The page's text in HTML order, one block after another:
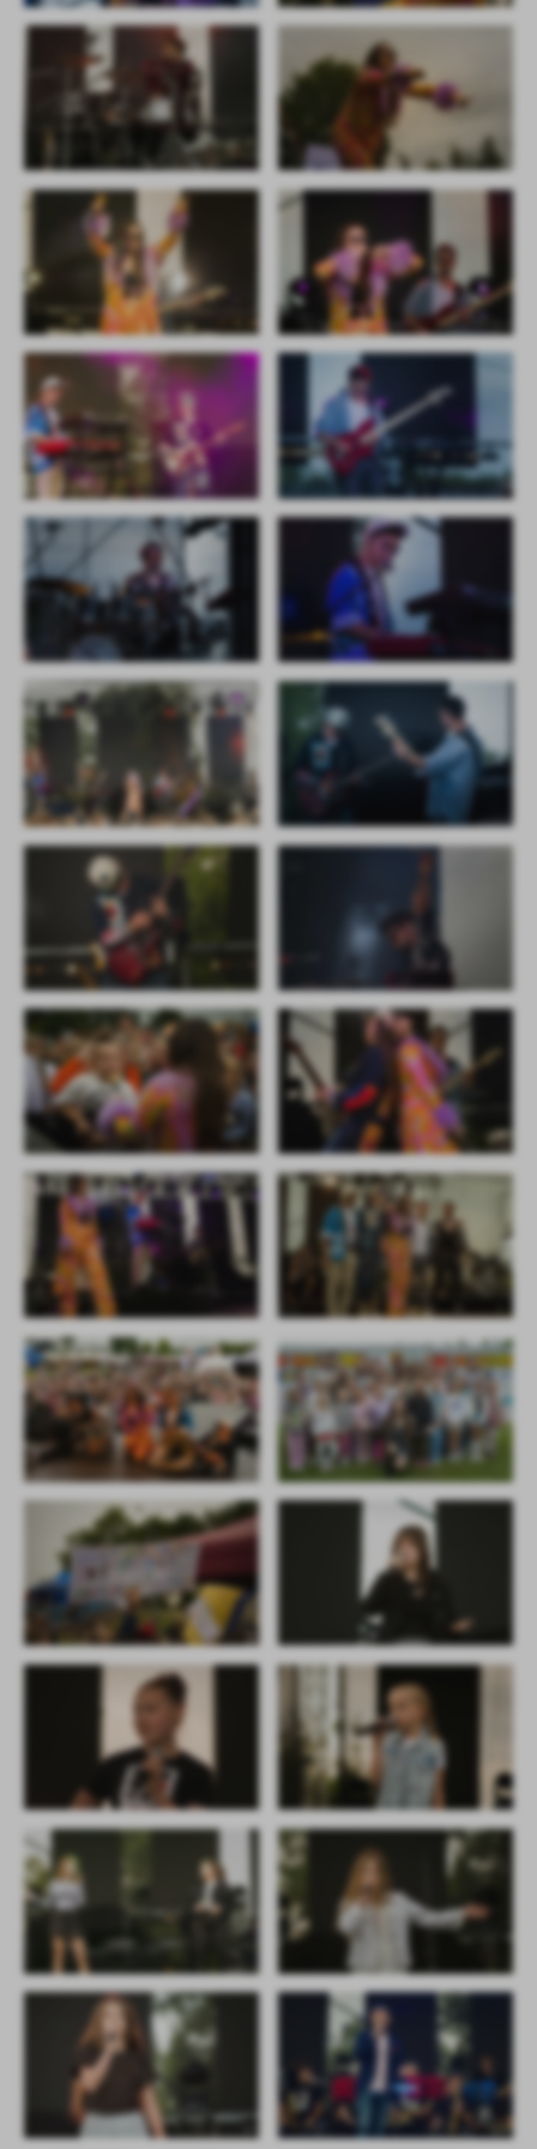
promocyjne mogą pojawić się na stronach podmiotów trzecich lub
firm będących naszymi partnerami oraz innych dostawców usług.
Firmy te działają w charakterze pośredników prezentujących nasze
treści w postaci wiadomości, ofert, komunikatów mediów
społecznościowych.